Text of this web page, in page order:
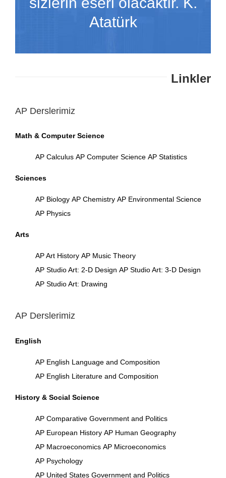
Atatürk
Linkler
AP Derslerimiz
Math & Computer Science
AP Calculus AP Computer Science AP Statistics
Sciences
AP Biology AP Chemistry AP Environmental Science
AP Physics
Arts
AP Art History AP Music Theory
AP Studio Art: 2-D Design AP Studio Art: 3-D Design
AP Studio Art: Drawing
AP Derslerimiz
English
AP English Language and Composition
AP English Literature and Composition
History & Social Science
AP Comparative Government and Politics
AP European History AP Human Geography
AP Macroeconomics AP Microeconomics
AP Psychology
AP United States Government and Politics